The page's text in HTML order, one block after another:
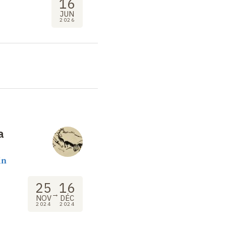
16
JUN
2026
25
NOV
2024
→ 16
DÉC
2024